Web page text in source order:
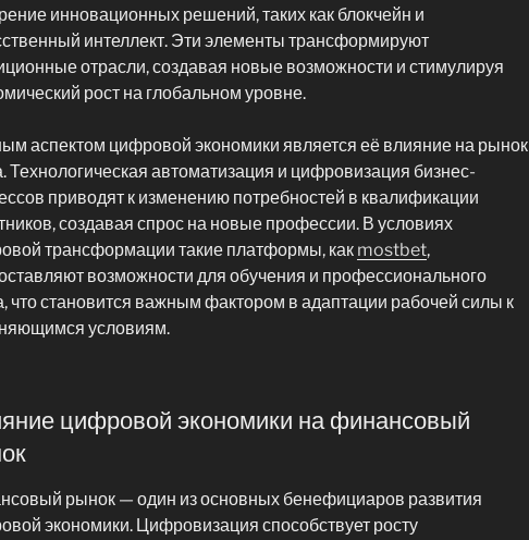
инновационных решений, таких как блокчейн и
интеллект. Эти элементы трансформируют
отрасли, создавая новые возможности и стимулируя
рост на глобальном уровне.
аспектом цифровой экономики является её влияние на рынок
Технологическая автоматизация и цифровизация бизнес-
приводят к изменению потребностей в квалификации
создавая спрос на новые профессии. В условиях
трансформации такие платформы, как mostbet,
возможности для обучения и профессионального
что становится важным фактором в адаптации рабочей силы к
условиям.
цифровой экономики на финансовый
рынок — один из основных бенефициаров развития
экономики. Цифровизация способствует росту